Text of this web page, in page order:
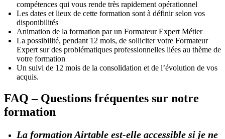
compétences qui vous rende très rapidement opérationnel
Les dates et lieux de cette formation sont à définir selon vos
disponibilités
Animation de la formation par un Formateur Expert Métier
La possibilité, pendant 12 mois, de solliciter votre Formateur
Expert sur des problématiques professionnelles liées au thème de
votre formation
Un suivi de 12 mois de la consolidation et de l’évolution de vos
acquis.
FAQ – Questions fréquentes sur notre
formation
La formation Airtable est-elle accessible si je ne